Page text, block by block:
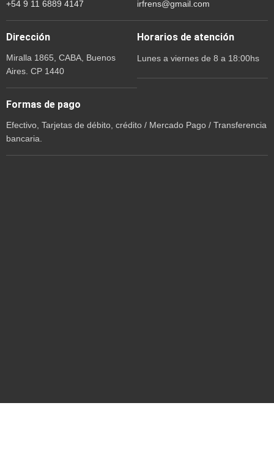
+54 9 11 6889 4147 irfrens@gmail.com
Dirección
Miralla 1865, CABA, Buenos
Aires. CP 1440
Horarios de atención
Lunes a viernes de 8 a 18:00hs
Formas de pago
Efectivo, Tarjetas de débito, crédito / Mercado Pago / Transferencia
bancaria.